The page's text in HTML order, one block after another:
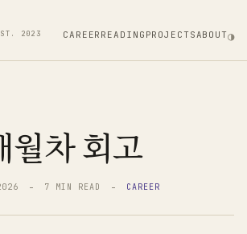
2023 CAREER READING PROJECTSABOUT◑
월차 회고
7 MIN READ CAREER